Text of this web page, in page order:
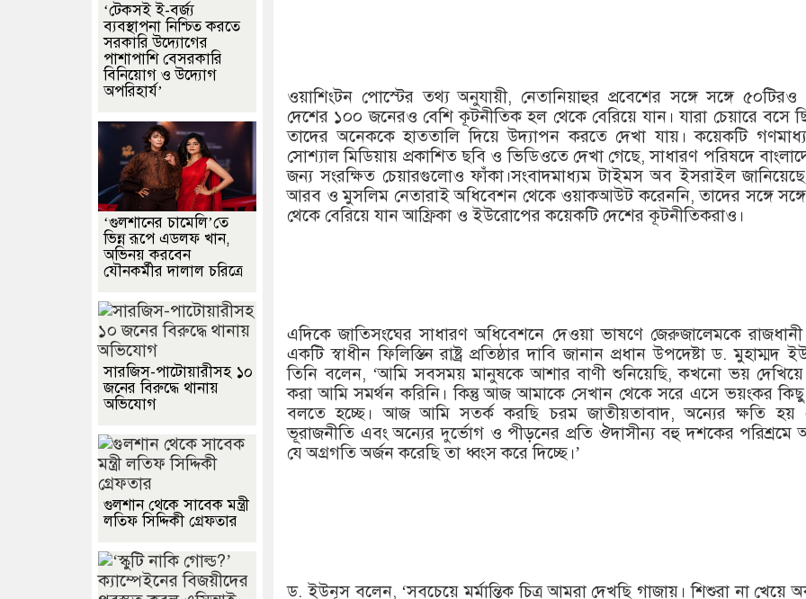
ওয়াশিংটন পোস্টের তথ্য অনুযায়ী, নেতানিয়াহুর প্রবেশের সঙ্গে সঙ্গে ৫০টিরও
দেশের ১০০ জনেরও বেশি কূটনীতিক হল থেকে বেরিয়ে যান। যারা চেয়ারে বসে
তাদের অনেককে হাততালি দিয়ে উদ্যাপন করতে দেখা যায়। কয়েকটি
সোশ্যাল মিডিয়ায় প্রকাশিত ছবি ও ভিডিওতে দেখা গেছে, সাধারণ পরিষদে
জন্য সংরক্ষিত চেয়ারগুলোও ফাঁকা।সংবাদমাধ্যম টাইমস অব ইসরাইল
আরব ও মুসলিম নেতারাই অধিবেশন থেকে ওয়াকআউট করেননি, তাদের সঙ্গে
থেকে বেরিয়ে যান আফ্রিকা ও ইউরোপের কয়েকটি দেশের কূটনীতিকরাও।
এদিকে জাতিসংঘের সাধারণ অধিবেশনে দেওয়া ভাষণে জেরুজালেমকে
একটি স্বাধীন ফিলিস্তিন রাষ্ট্র প্রতিষ্ঠার দাবি জানান প্রধান উপদেষ্টা ড. মুহাম্মদ
তিনি বলেন, ‘আমি সবসময় মানুষকে আশার বাণী শুনিয়েছি, কখনো ভয়
করা আমি সমর্থন করিনি। কিন্তু আজ আমাকে সেখান থেকে সরে এসে ভয়ংকর
বলতে হচ্ছে। আজ আমি সতর্ক করছি চরম জাতীয়তাবাদ, অন্যের ক্ষতি হয়
ভূরাজনীতি এবং অন্যের দুর্ভোগ ও পীড়নের প্রতি ঔদাসীন্য বহু দশকের পরিশ্রমে
যে অগ্রগতি অর্জন করেছি তা ধ্বংস করে দিচ্ছে।’
ড. ইউনূস বলেন, ‘সবচেয়ে মর্মান্তিক চিত্র আমরা দেখছি গাজায়। শিশুরা না খেয়ে
‘টেকসই ই-বর্জ্য
ব্যবস্থাপনা নিশ্চিত করতে
সরকারি উদ্যোগের
পাশাপাশি বেসরকারি
বিনিয়োগ ও উদ্যোগ
অপরিহার্য’
‘গুলশানের চামেলি’তে
ভিন্ন রূপে এডলফ খান,
অভিনয় করবেন
যৌনকর্মীর দালাল চরিত্রে
সারজিস-পাটোয়ারীসহ ১০
জনের বিরুদ্ধে থানায়
অভিযোগ
গুলশান থেকে সাবেক মন্ত্রী
লতিফ সিদ্দিকী গ্রেফতার